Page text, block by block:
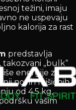
težini, imaju
ne uspevaju
kalorija za rast
predstavlja
takozvani „bulk“
energije za
novih mišićnih
od 4.5 kg,
vašim